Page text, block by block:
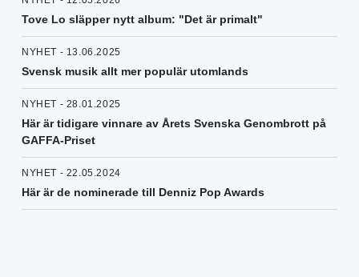
Tove Lo släpper nytt album: "Det är primalt"
NYHET - 13.06.2025
Svensk musik allt mer populär utomlands
NYHET - 28.01.2025
Här är tidigare vinnare av Årets Svenska Genombrott på
GAFFA-Priset
NYHET - 22.05.2024
Här är de nominerade till Denniz Pop Awards